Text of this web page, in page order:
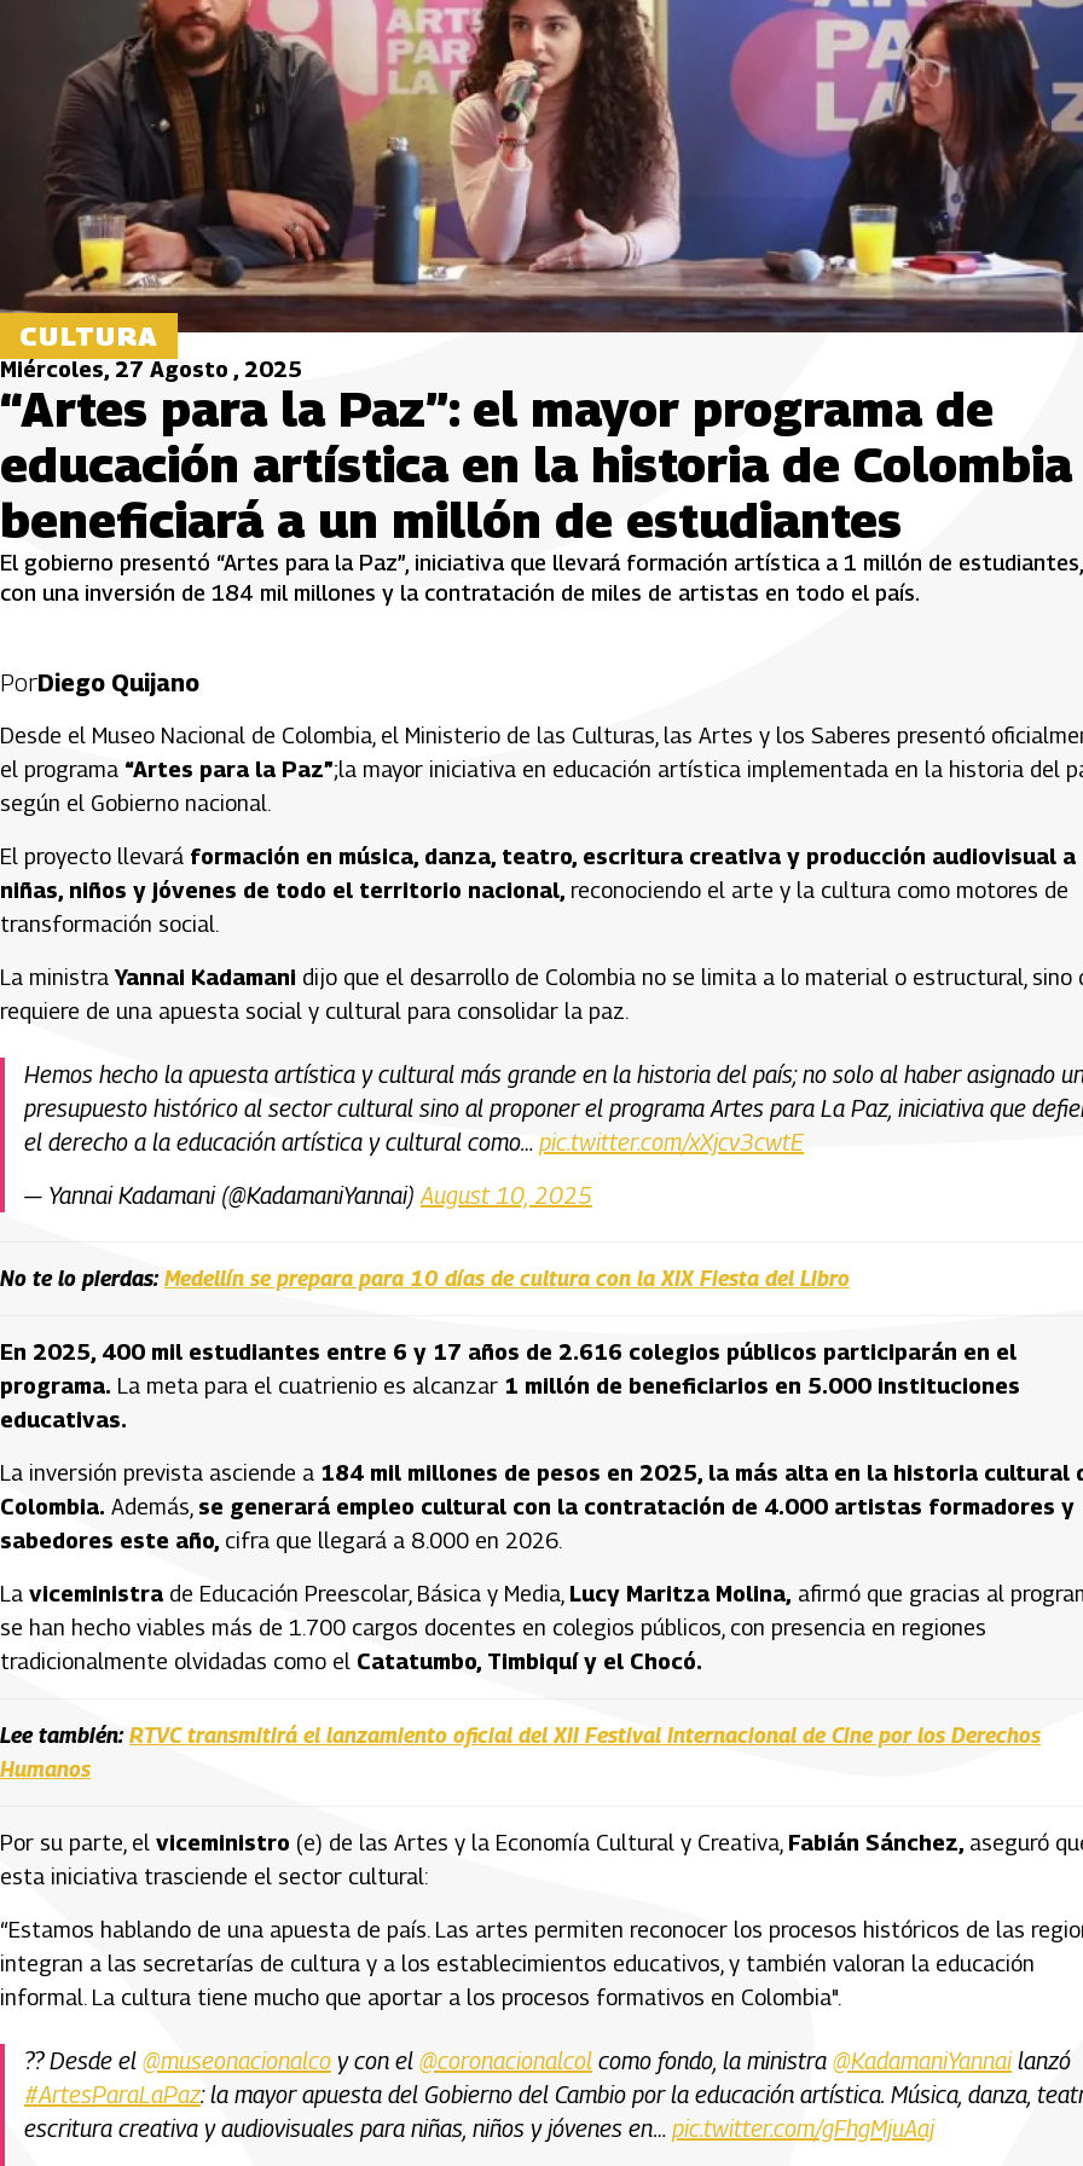
CULTURA
Miércoles, 27 Agosto , 2025
“Artes para la Paz”: el mayor programa de
educación artística en la historia de Colombia
beneficiará a un millón de estudiantes
El gobierno presentó “Artes para la Paz”, iniciativa que llevará formación artística a 1 millón de estudiantes,
con una inversión de 184 mil millones y la contratación de miles de artistas en todo el país.
PorDiego Quijano
Desde el Museo Nacional de Colombia, el Ministerio de las Culturas, las Artes y los Saberes presentó
el programa “Artes para la Paz”;la mayor iniciativa en educación artística implementada en la historia del
según el Gobierno nacional.
El proyecto llevará formación en música, danza, teatro, escritura creativa y producción audiovisual a
niñas, niños y jóvenes de todo el territorio nacional, reconociendo el arte y la cultura como motores de
transformación social.
La ministraYannai Kadamani dijo que el desarrollo de Colombia no se limita a lo material o estructural, sino
requiere de una apuesta social y cultural para consolidar la paz.
Hemos hecho la apuesta artística y cultural más grande en la historia del país; no solo al haber asignado
presupuesto histórico al sector cultural sino al proponer el programa Artes para La Paz, iniciativa que
el derecho a la educación artística y cultural como… pic.twitter.com/xXjcv3cwtE
— Yannai Kadamani (@KadamaniYannai)August 10, 2025
No te lo pierdas: Medellín se prepara para 10 días de cultura con la XIX Fiesta del Libro
En 2025, 400 mil estudiantes entre 6 y 17 años de 2.616 colegios públicos participarán en el
programa. La meta para el cuatrienio es alcanzar 1 millón de beneficiarios en 5.000 instituciones
educativas.
La inversión prevista asciende a 184 mil millones de pesos en 2025, la más alta en la historia cultural
Colombia. Además, se generará empleo cultural con la contratación de 4.000 artistas formadores y
sabedores este año, cifra que llegará a 8.000 en 2026.
La viceministra de Educación Preescolar, Básica y Media, Lucy Maritza Molina, afirmó que gracias al
se han hecho viables más de 1.700 cargos docentes en colegios públicos, con presencia en regiones
tradicionalmente olvidadas como el Catatumbo, Timbiquí y el Chocó.
Lee también:RTVC transmitirá el lanzamiento oficial del XII Festival Internacional de Cine por los Derechos
Humanos
Por su parte, el viceministro (e) de las Artes y la Economía Cultural y Creativa, Fabián Sánchez, aseguró
esta iniciativa trasciende el sector cultural:
“Estamos hablando de una apuesta de país. Las artes permiten reconocer los procesos históricos de las
integran a las secretarías de cultura y a los establecimientos educativos, y también valoran la educación
informal. La cultura tiene mucho que aportar a los procesos formativos en Colombia".
?? Desde el @museonacionalco y con el @coronacionalcol como fondo, la ministra @KadamaniYannailanzó
#ArtesParaLaPaz: la mayor apuesta del Gobierno del Cambio por la educación artística. Música, danza,
escritura creativa y audiovisuales para niñas, niños y jóvenes en… pic.twitter.com/gFhgMjuAaj